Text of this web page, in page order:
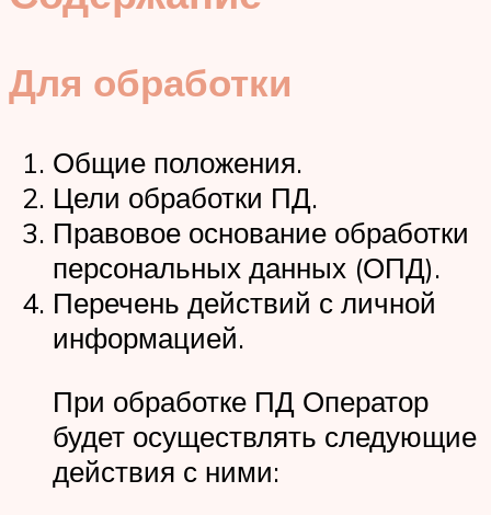
Для обработки
Общие положения.
Цели обработки ПД.
Правовое основание обработки
персональных данных (ОПД).
Перечень действий с личной
информацией.
При обработке ПД Оператор
будет осуществлять следующие
действия с ними: